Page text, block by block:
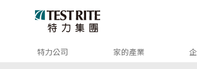
特力公司 家的產業